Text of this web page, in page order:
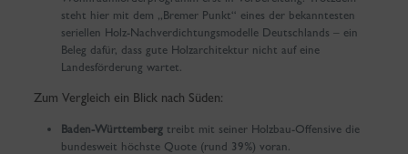
steht hier mit dem „Bremer Punkt“ eines der bekanntesten
seriellen Holz-Nachverdichtungsmodelle Deutschlands – ein
Beleg dafür, dass gute Holzarchitektur nicht auf eine
Landesförderung wartet.
Zum Vergleich ein Blick nach Süden:
Baden-Württemberg treibt mit seiner Holzbau-Offensive die
bundesweit höchste Quote (rund 39%) voran.